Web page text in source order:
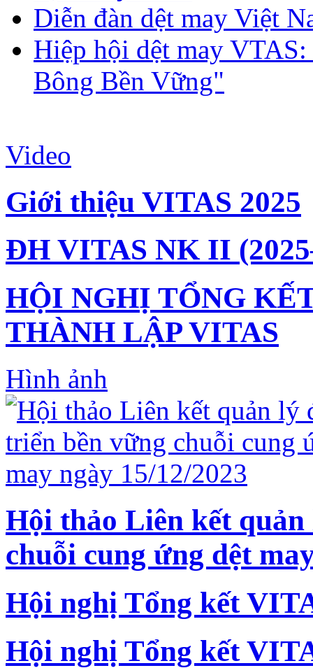
Diễn đàn dệt may Việt
Hiệp hội dệt may
Bông Bền Vững"
Video
Giới thiệu VITAS 2025
ĐH VITAS NK II
HỘI NGHỊ TỔNG
THÀNH LẬP VITAS
Hình ảnh
Hội thảo Liên kết
chuỗi cung ứng dệt
Hội nghị Tổng kết
Hội nghị Tổng kết